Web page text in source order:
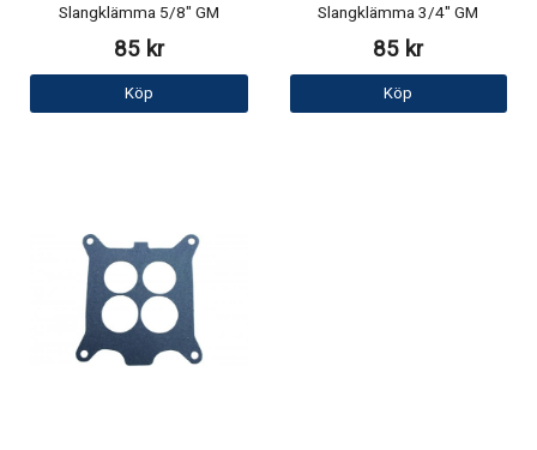
Slangklämma 5/8" GM
85 kr
Köp
Slangklämma 3/4" GM
85 kr
Köp